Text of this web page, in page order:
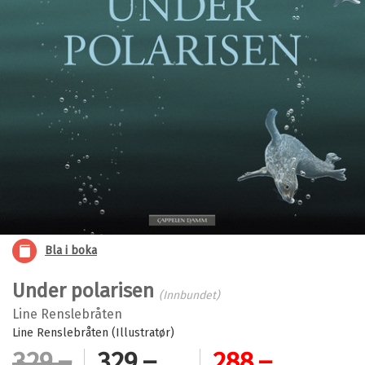
Bla i boka
Under polarisen (Innbundet)
Line Renslebråten
Line Renslebråten (Illustratør)